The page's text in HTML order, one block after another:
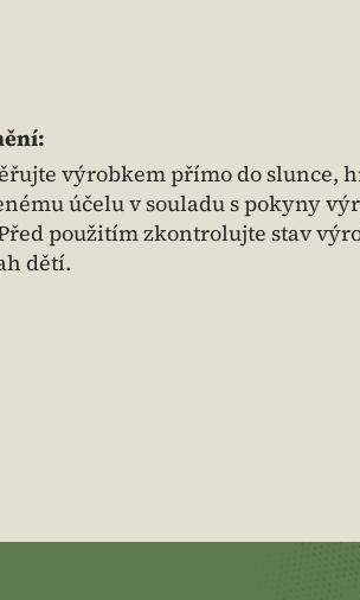
výrobkem přímo do slunce,
účelu v souladu s pokyny
použitím zkontrolujte stav
dětí.